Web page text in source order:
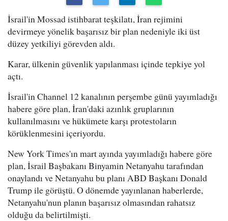
İsrail'in Mossad istihbarat teşkilatı, İran rejimini
devirmeye yönelik başarısız bir plan nedeniyle iki üst
düzey yetkiliyi görevden aldı.
Karar, ülkenin güvenlik yapılanması içinde tepkiye yol
açtı.
İsrail'in Channel 12 kanalının perşembe günü yayımladığı
habere göre plan, İran'daki azınlık gruplarının
kullanılmasını ve hükümete karşı protestoların
körüklenmesini içeriyordu.
New York Times'ın mart ayında yayımladığı habere göre
plan, İsrail Başbakanı Binyamin Netanyahu tarafından
onaylandı ve Netanyahu bu planı ABD Başkanı Donald
Trump ile görüştü. O dönemde yayınlanan haberlerde,
Netanyahu'nun planın başarısız olmasından rahatsız
olduğu da belirtilmişti.